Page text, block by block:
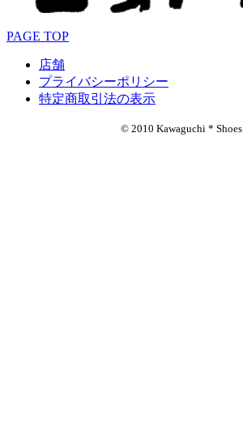
PAGE TOP
店舗
プライバシーポリシー
特定商取引法の表示
© 2010 Kawaguchi * Shoes